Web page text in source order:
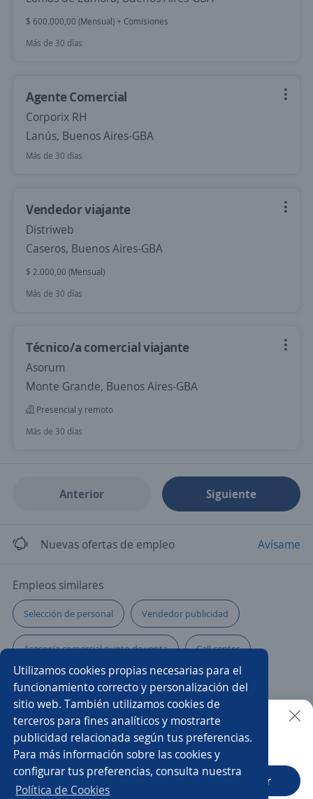
Utilizamos cookies propias necesarias para el
funcionamiento correcto y personalización del
sitio web. También utilizamos cookies de
terceros para fines analíticos y mostrarte
publicidad relacionada según tus preferencias.
Para más información sobre las cookies y
configurar tus preferencias, consulta nuestra
Política de Cookies
$ 600.000,00 (Mensual) + Comisiones
Más de 30 días
Agente Comercial
Corporix RH
Lanús, Buenos Aires-GBA
Más de 30 días
Vendedor viajante
Distriweb
Caseros, Buenos Aires-GBA
$ 2.000,00 (Mensual)
Más de 30 días
Técnico/a comercial viajante
Asorum
Monte Grande, Buenos Aires-GBA
Presencial y remoto
Más de 30 días
Anterior Siguiente
Nuevas ofertas de empleo Avísame
Empleos similares
Selección de personal Vendedor publicidad
Asesor/a comercial punto de venta Call center
Comercial responsable zona Jefe comercial
Asesor/a de ventas Ejecutivo/a comercial
Teleoperador/a Cajero/a vendedor
Ejecutivo/a de venta
Buscar es más fácil en la app
CT App Abrir